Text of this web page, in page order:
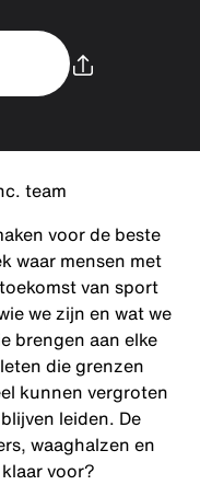
team
voor de beste
waar mensen met
van sport
we zijn en wat we
brengen aan elke
die grenzen
kunnen vergroten
leiden. De
waaghalzen en
voor?